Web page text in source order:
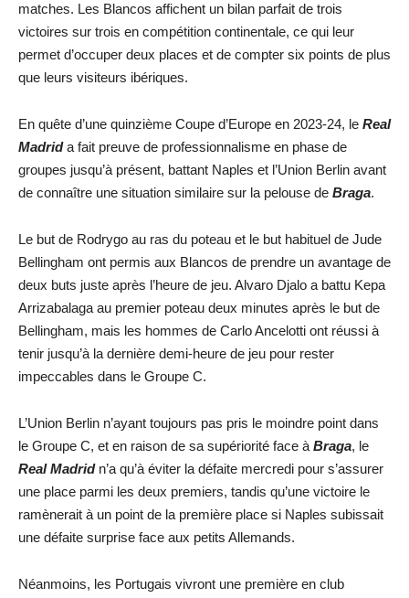
matches. Les Blancos affichent un bilan parfait de trois
victoires sur trois en compétition continentale, ce qui leur
permet d’occuper deux places et de compter six points de plus
que leurs visiteurs ibériques.
En quête d’une quinzième Coupe d’Europe en 2023-24, le Real
Madrida fait preuve de professionnalisme en phase de
groupes jusqu’à présent, battant Naples et l’Union Berlin avant
de connaître une situation similaire sur la pelouse de Braga.
Le but de Rodrygo au ras du poteau et le but habituel de Jude
Bellingham ont permis aux Blancos de prendre un avantage de
deux buts juste après l’heure de jeu. Alvaro Djalo a battu Kepa
Arrizabalaga au premier poteau deux minutes après le but de
Bellingham, mais les hommes de Carlo Ancelotti ont réussi à
tenir jusqu’à la dernière demi-heure de jeu pour rester
impeccables dans le Groupe C.
L’Union Berlin n’ayant toujours pas pris le moindre point dans
le Groupe C, et en raison de sa supériorité face à Braga, le
Real Madrid n’a qu’à éviter la défaite mercredi pour s’assurer
une place parmi les deux premiers, tandis qu’une victoire le
ramènerait à un point de la première place si Naples subissait
une défaite surprise face aux petits Allemands.
Néanmoins, les Portugais vivront une première en club